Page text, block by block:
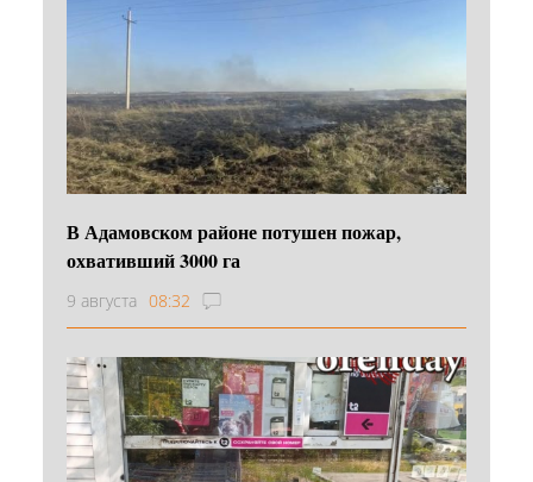
В Адамовском районе потушен пожар,
охвативший 3000 га
9 августа 08:32